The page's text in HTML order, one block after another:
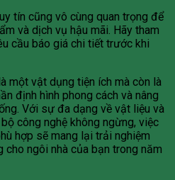
tín cũng vô cùng quan trọng để
và dịch vụ hậu mãi. Hãy tham
cầu báo giá chi tiết trước khi
một vật dụng tiện ích mà còn là
định hình phong cách và nâng
Với sự đa dạng về vật liệu và
công nghệ không ngừng, việc
hợp sẽ mang lại trải nghiệm
ngôi nhà của bạn trong năm